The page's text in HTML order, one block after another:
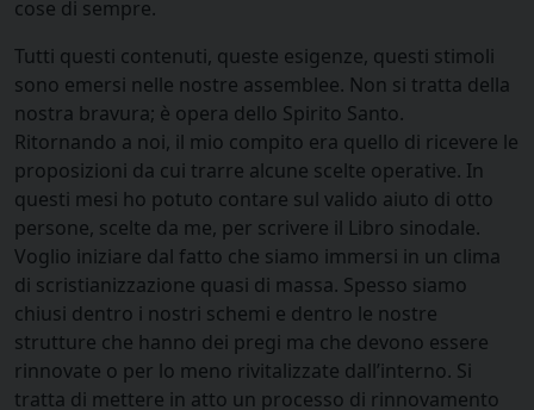
cose di sempre.
Tutti questi contenuti, queste esigenze, questi stimoli
sono emersi nelle nostre assemblee. Non si tratta della
nostra bravura; è opera dello Spirito Santo.
Ritornando a noi, il mio compito era quello di ricevere le
proposizioni da cui trarre alcune scelte operative. In
questi mesi ho potuto contare sul valido aiuto di otto
persone, scelte da me, per scrivere il Libro sinodale.
Voglio iniziare dal fatto che siamo immersi in un clima
di scristianizzazione quasi di massa. Spesso siamo
chiusi dentro i nostri schemi e dentro le nostre
strutture che hanno dei pregi ma che devono essere
rinnovate o per lo meno rivitalizzate dall’interno. Si
tratta di mettere in atto un processo di rinnovamento